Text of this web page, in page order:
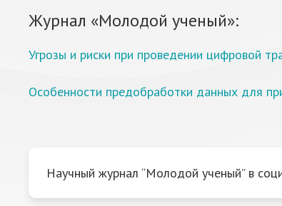
Журнал «Молодой ученый»:
Угрозы и риски при проведении цифровой
Особенности предобработки данных для
Научный журнал “Молодой ученый” в